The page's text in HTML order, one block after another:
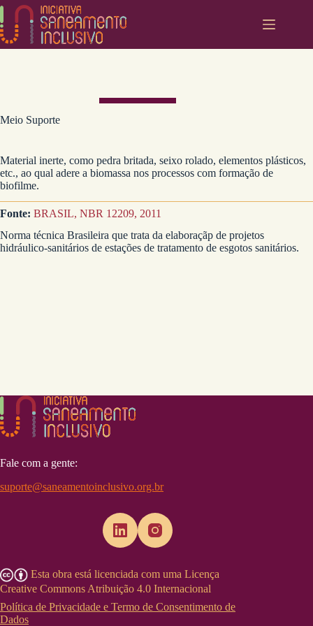
Pular
o
conteúdo
Meio Suporte
Material inerte, como pedra britada, seixo rolado, elementos plásticos,
etc., ao qual adere a biomassa nos processos com formação de
biofilme.
Fonte: BRASIL, NBR 12209, 2011
Norma técnica Brasileira que trata da elaboraçãp de projetos
hidráulico-sanitários de estações de tratamento de esgotos sanitários.
Fale com a gente:
suporte@saneamentoinclusivo.org.br
Esta obra está licenciada com uma Licença
Creative Commons Atribuição 4.0 Internacional
Política de Privacidade e Termo de Consentimento de
Dados